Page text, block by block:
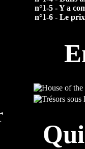
n°1-5 - Y a
n°1-6 - Le